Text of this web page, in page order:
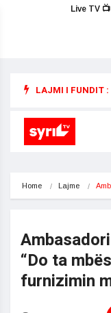
Live TV 📺
LAJMI I FUNDIT :
Home Lajme
“Do ta
furnizimin